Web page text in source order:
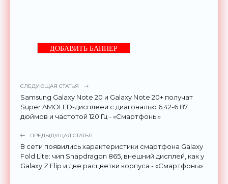
ДОБАВИТЬ БАННЕР
СЛЕДУЮЩАЯ СТАТЬЯ
Samsung Galaxy Note 20 и Galaxy Note 20+ получат
Super AMOLED-дисплееи с диагональю 6.42-6.87
дюймов и частотой 120 Гц - «Смартфоны»
ПРЕДЫДУЩАЯ СТАТЬЯ
В сети появились характеристики смартфона Galaxy
Fold Lite: чип Snapdragon 865, внешний дисплей, как у
Galaxy Z Flip и две расцветки корпуса - «Смартфоны»